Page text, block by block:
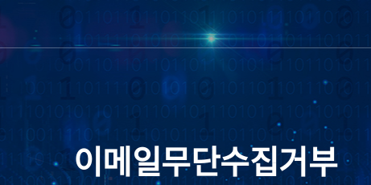
이메일무단수집거부